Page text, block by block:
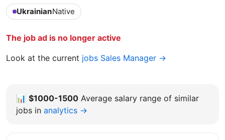
UkrainianNative
The job ad is no longer active
Look at the current jobs Sales Manager →
📊 $1000-1500 Average salary range of similar
jobs in analytics →